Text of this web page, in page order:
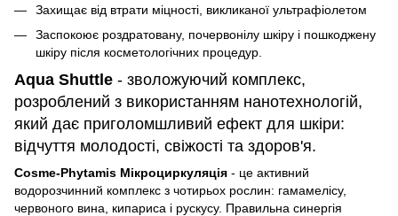
Захищає від втрати міцності, викликаної ультрафіолетом
Заспокоює роздратовану, почервонілу шкіру і пошкоджену
шкіру після косметологічних процедур.
Aqua Shuttle - зволожуючий комплекс,
розроблений з використанням нанотехнологій,
який дає приголомшливий ефект для шкіри:
відчуття молодості, свіжості та здоров'я.
Cosme-Phytamis Мікроциркуляція - це активний
водорозчинний комплекс з чотирьох рослин: гамамелісу,
червоного вина, кипариса і рускусу. Правильна синергія